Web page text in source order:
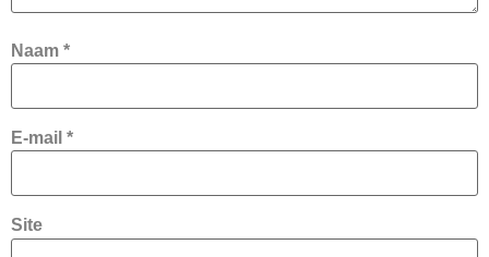
Naam *
E-mail *
Site